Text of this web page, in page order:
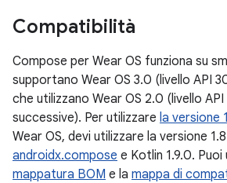
Compatibilità
Compose per Wear OS funziona su
supportano Wear OS 3.0 (livello API
che utilizzano Wear OS 2.0 (livello
successive). Per utilizzare la versione
Wear OS, devi utilizzare la versione
androidx.compose e Kotlin 1.9.0. Puoi
mappatura BOM e la mappa di